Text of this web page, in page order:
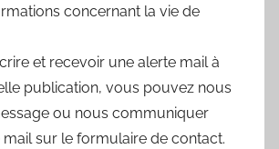
concernant la vie de
et recevoir une alerte mail à
publication, vous pouvez nous
ou nous communiquer
sur le formulaire de contact.